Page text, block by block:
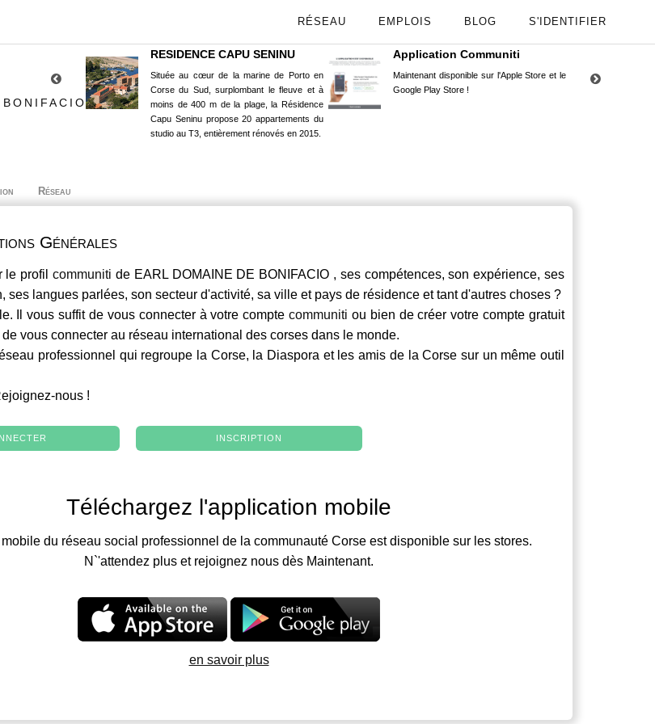
RÉSEAU EMPLOIS BLOG S'IDENTIFIER
RESIDENCE CAPU SENINU
Située au cœur de la marine de Porto en
Corse du Sud, surplombant le fleuve et à
moins de 400 m de la plage, la Résidence
Capu Seninu propose 20 appartements du
studio au T3, entièrement rénovés en 2015.
Application Communiti
Maintenant disponible sur l'Apple Store et le
Google Play Store !
Réseau
Générales
le profilcommuniti de EARL DOMAINE DE BONIFACIO , ses compétences, son expérience, ses
ses langues parlées, son secteur d'activité, sa ville et pays de résidence et tant d'autres choses ?
Il vous suffit de vous connecter à votre comptecommuniti ou bien de créer votre compte gratuit
vous connecter au réseau international des corses dans le monde.
professionnel qui regroupe la Corse, la Diaspora et les amis de la Corse sur un même outil
nous !
INSCRIPTION
Téléchargez l'application mobile
du réseau social professionnel de la communauté Corse est disponible sur les stores.
N`'attendez plus et rejoignez nous dès Maintenant.
en savoir plus